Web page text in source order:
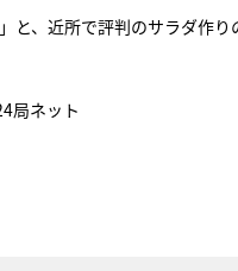
、近所で評判のサラダ作り
局ネット